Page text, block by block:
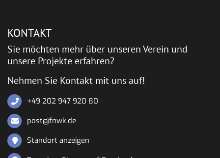
KONTAKT
Sie möchten mehr über unseren Verein und
unsere Projekte erfahren?
Nehmen Sie Kontakt mit uns auf!
+49 202 947 920 80
post@fnwk.de
Standort anzeigen